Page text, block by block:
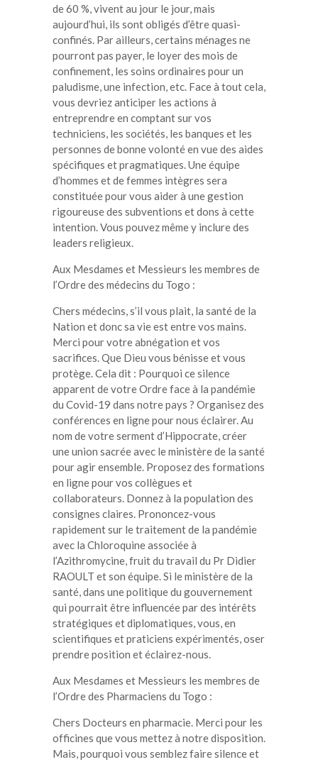
de 60 %, vivent au jour le jour, mais
aujourd’hui, ils sont obligés d’être quasi-
confinés. Par ailleurs, certains ménages ne
pourront pas payer, le loyer des mois de
confinement, les soins ordinaires pour un
paludisme, une infection, etc. Face à tout cela,
vous devriez anticiper les actions à
entreprendre en comptant sur vos
techniciens, les sociétés, les banques et les
personnes de bonne volonté en vue des aides
spécifiques et pragmatiques. Une équipe
d’hommes et de femmes intègres sera
constituée pour vous aider à une gestion
rigoureuse des subventions et dons à cette
intention. Vous pouvez même y inclure des
leaders religieux.
Aux Mesdames et Messieurs les membres de
l’Ordre des médecins du Togo :
Chers médecins, s’il vous plait, la santé de la
Nation et donc sa vie est entre vos mains.
Merci pour votre abnégation et vos
sacrifices. Que Dieu vous bénisse et vous
protège. Cela dit : Pourquoi ce silence
apparent de votre Ordre face à la pandémie
du Covid-19 dans notre pays ? Organisez des
conférences en ligne pour nous éclairer. Au
nom de votre serment d’Hippocrate, créer
une union sacrée avec le ministère de la santé
pour agir ensemble. Proposez des formations
en ligne pour vos collègues et
collaborateurs. Donnez à la population des
consignes claires. Prononcez-vous
rapidement sur le traitement de la pandémie
avec la Chloroquine associée à
l’Azithromycine, fruit du travail du Pr Didier
RAOULT et son équipe. Si le ministère de la
santé, dans une politique du gouvernement
qui pourrait être influencée par des intérêts
stratégiques et diplomatiques, vous, en
scientifiques et praticiens expérimentés, oser
prendre position et éclairez-nous.
Aux Mesdames et Messieurs les membres de
l’Ordre des Pharmaciens du Togo :
Chers Docteurs en pharmacie. Merci pour les
officines que vous mettez à notre disposition.
Mais, pourquoi vous semblez faire silence et